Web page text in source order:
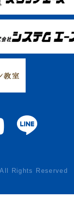
Rights Reserved